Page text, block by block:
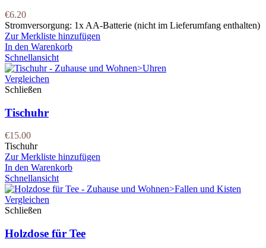
€6.20
Stromversorgung: 1x AA-Batterie (nicht im Lieferumfang enthalten)
Zur Merkliste hinzufügen
In den Warenkorb
Schnellansicht
Vergleichen
Schließen
Tischuhr
€15.00
Tischuhr
Zur Merkliste hinzufügen
In den Warenkorb
Schnellansicht
Vergleichen
Schließen
Holzdose für Tee